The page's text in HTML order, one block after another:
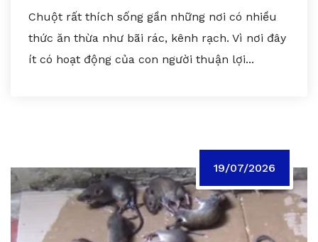
Chuột rất thích sống gần những nơi có nhiều
thức ăn thừa như bãi rác, kênh rạch. Vì nơi đây
ít có hoạt động của con người thuận lợi...
19/07/2026